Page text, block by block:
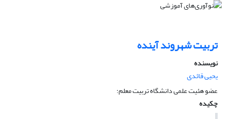
تربیت شهروند آینده
نویسنده
یحیی قائدی
عضو هئیت علمی دانشگاه تربیت معلم؛
چکیده